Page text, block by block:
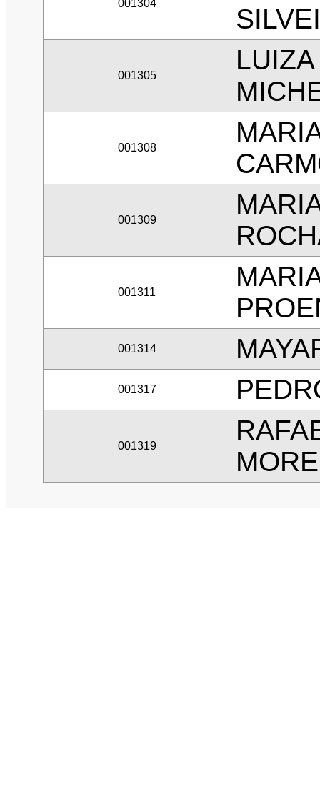
001304
001305
001308
001309
001311
001314
001317
001319